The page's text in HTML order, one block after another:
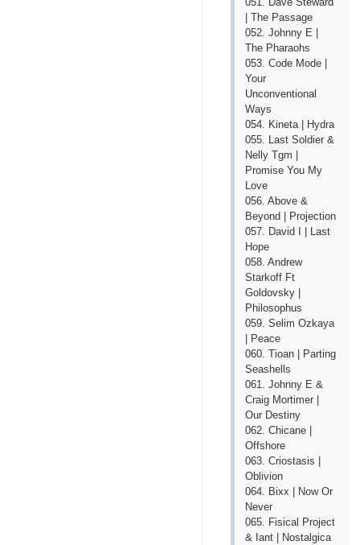
| The Passage
052. Johnny E |
The Pharaohs
053. Code Mode |
Your
Unconventional
Ways
054. Kineta | Hydra
055. Last Soldier &
Nelly Tgm |
Promise You My
Love
056. Above &
Beyond | Projection
057. David I | Last
Hope
058. Andrew
Starkoff Ft
Goldovsky |
Philosophus
059. Selim Ozkaya
| Peace
060. Tioan | Parting
Seashells
061. Johnny E &
Craig Mortimer |
Our Destiny
062. Chicane |
Offshore
063. Criostasis |
Oblivion
064. Bixx | Now Or
Never
065. Fisical Project
& Iant | Nostalgica